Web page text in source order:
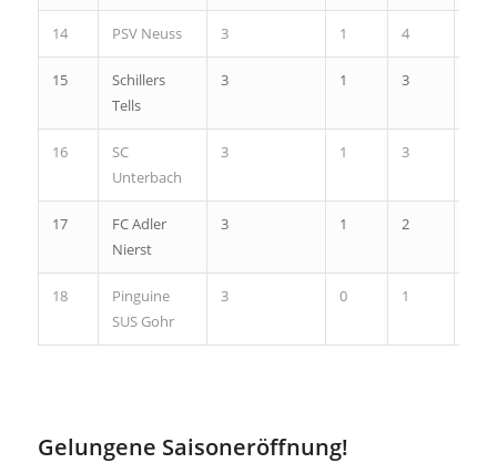
14 PSV Neuss 3 1 4
15
Schillers
Tells
3 1 3
16
SC
Unterbach
3 1 3
17
FC Adler
Nierst
3 1 2
18
Pinguine
SUS Gohr
3 0 1
Gelungene Saisoneröffnung!